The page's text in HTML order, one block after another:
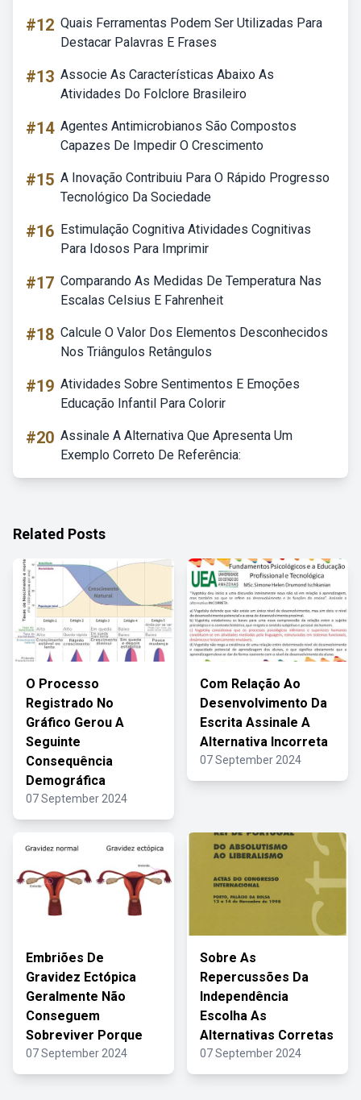
#12 Quais Ferramentas Podem Ser Utilizadas Para
Destacar Palavras E Frases
#13 Associe As Características Abaixo As
Atividades Do Folclore Brasileiro
#14 Agentes Antimicrobianos São Compostos
Capazes De Impedir O Crescimento
#15 A Inovação Contribuiu Para O Rápido Progresso
Tecnológico Da Sociedade
#16 Estimulação Cognitiva Atividades Cognitivas
Para Idosos Para Imprimir
#17 Comparando As Medidas De Temperatura Nas
Escalas Celsius E Fahrenheit
#18 Calcule O Valor Dos Elementos Desconhecidos
Nos Triângulos Retângulos
#19 Atividades Sobre Sentimentos E Emoções
Educação Infantil Para Colorir
#20 Assinale A Alternativa Que Apresenta Um
Exemplo Correto De Referência:
Related Posts
O Processo
Registrado No
Gráfico Gerou A
Seguinte
Consequência
Demográfica
07 September 2024
Com Relação Ao
Desenvolvimento Da
Escrita Assinale A
Alternativa Incorreta
07 September 2024
Embriões De
Gravidez Ectópica
Geralmente Não
Conseguem
Sobreviver Porque
07 September 2024
Sobre As
Repercussões Da
Independência
Escolha As
Alternativas Corretas
07 September 2024